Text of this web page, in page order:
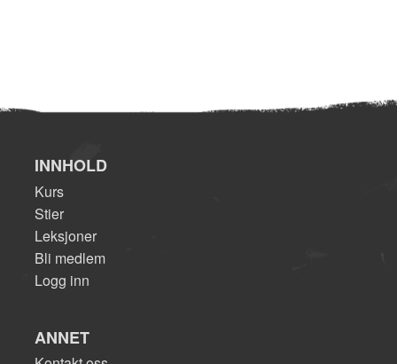
INNHOLD
Kurs
Stier
Leksjoner
Bli medlem
Logg inn
ANNET